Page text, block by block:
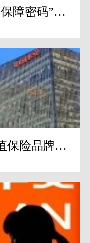
中国高铁出海背后的“保障密码”：平安产险以“保险+科技+再保”护航雅万高铁
十度蝉联中国最具价值保险品牌，中国平安入选Brand Finance 2026全球品牌价值500强